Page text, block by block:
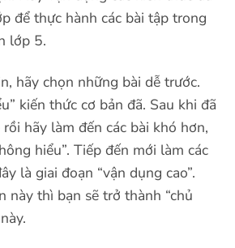
để thực hành các bài tập trong
lớp 5.
hãy chọn những bài dễ trước.
kiến thức cơ bản đã. Sau khi đã
rồi hãy làm đến các bài khó hơn,
hiểu”. Tiếp đến mới làm các
là giai đoạn “vận dụng cao”.
này thì bạn sẽ trở thành “chủ